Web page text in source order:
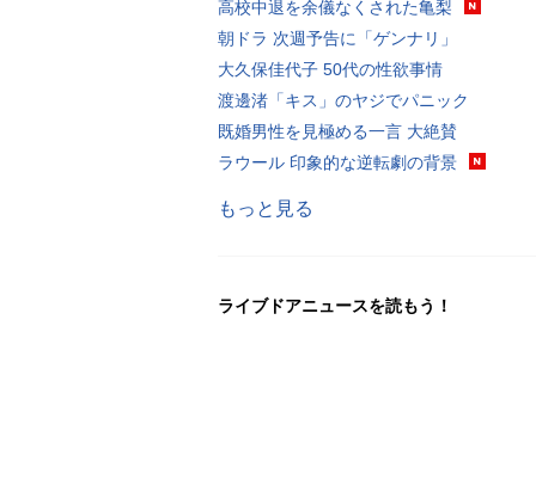
高校中退を余儀なくされた亀梨
朝ドラ 次週予告に「ゲンナリ」
大久保佳代子 50代の性欲事情
渡邊渚「キス」のヤジでパニック
既婚男性を見極める一言 大絶賛
ラウール 印象的な逆転劇の背景
もっと見る
ライブドアニュースを読もう！